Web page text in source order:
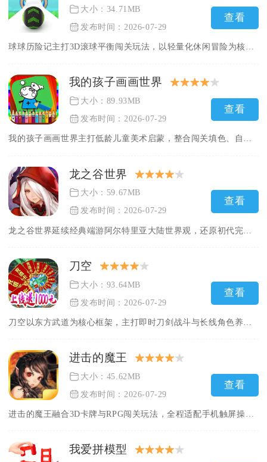
大小：34.71MB
发布时间：2026-07-29
查看
球球历险记主打3D滚球平衡闯关玩法，以轻量化休闲冒险为核心，...
我的孩子画画世界
大小：89.93MB
发布时间：2026-07-29
查看
我的孩子画画世界主打低龄儿童美术启蒙，整合闯关填色、自由涂鸦...
龙之谷世界
大小：59.67MB
发布时间：2026-07-29
查看
刀空
大小：93.64MB
发布时间：2026-07-29
查看
进击的魔王
大小：45.62MB
发布时间：2026-07-29
查看
我爱拼模型